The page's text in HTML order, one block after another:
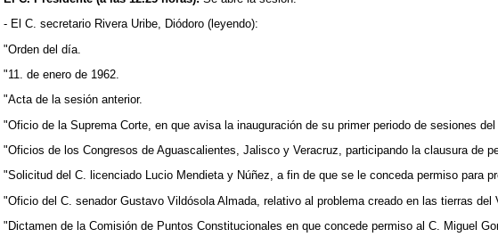
- El C. secretario Rivera Uribe, Diódoro (leyendo):
"Orden del día.
"11. de enero de 1962.
"Acta de la sesión anterior.
"Oficio de la Suprema Corte, en que avisa la inauguración de su primer periodo de sesiones del
"Oficios de los Congresos de Aguascalientes, Jalisco y Veracruz, participando la clausura de
"Solicitud del C. licenciado Lucio Mendieta y Núñez, a fin de que se le conceda permiso para
"Oficio del C. senador Gustavo Vildósola Almada, relativo al problema creado en las tierras
"Dictamen de la Comisión de Puntos Constitucionales en que concede permiso al C. Miguel